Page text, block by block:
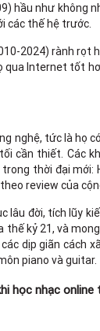
hầu như không
các thế hệ trước.
2024) rành rọt
qua Internet tốt
nghệ, tức là họ
cần thiết. Các
thời đại
review của
lâu đời, tích lũy
thế kỷ 21, và
dịp giãn cách
piano và guitar.
học nhạc